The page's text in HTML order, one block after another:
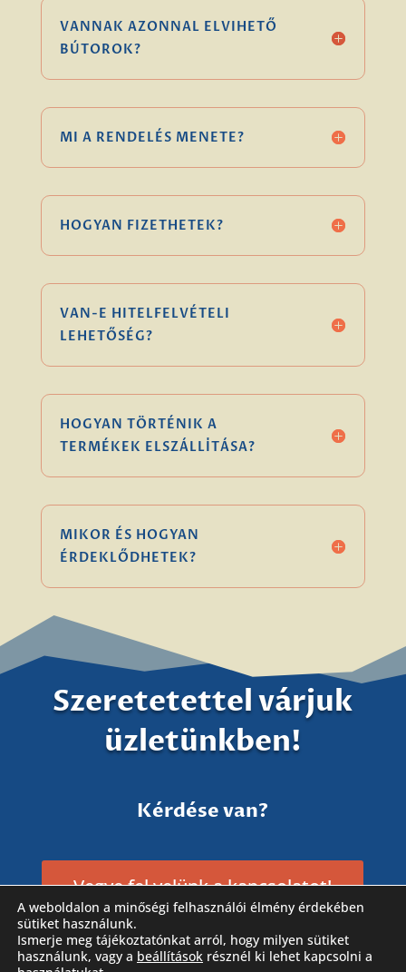
VANNAK AZONNAL ELVIHETŐ
BÚTOROK?
MI A RENDELÉS MENETE?
HOGYAN FIZETHETEK?
VAN-E HITELFELVÉTELI
LEHETŐSÉG?
HOGYAN TÖRTÉNIK A
TERMÉKEK ELSZÁLLÍTÁSA?
MIKOR ÉS HOGYAN
ÉRDEKLŐDHETEK?
Szeretetettel várjuk
üzletünkben!
Kérdése van?
Vegye fel velünk a kapcsolatot!
A weboldalon a minőségi felhasználói élmény érdekében
sütiket használunk.
Ismerje meg tájékoztatónkat arról, hogy milyen sütiket
használunk, vagy a beállítások résznél ki lehet kapcsolni a